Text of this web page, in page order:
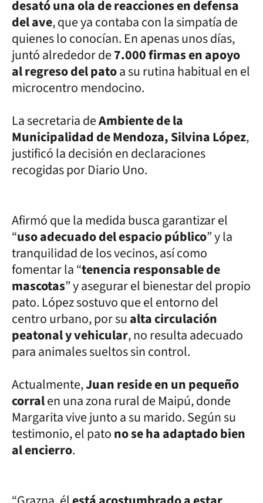
desató una ola de reacciones en defensa
del ave, que ya contaba con la simpatía de
quienes lo conocían. En apenas unos días,
juntó alrededor de7.000 firmas en apoyo
al regreso del patoa su rutina habitual en el
microcentro mendocino.
La secretaria deAmbiente de la
Municipalidad de Mendoza, Silvina López,
justificó la decisión en declaraciones
recogidas por Diario Uno.
Afirmó que la medida busca garantizar el
“uso adecuado del espacio público” y la
tranquilidad de los vecinos, así como
fomentar la “tenencia responsable de
mascotas” y asegurar el bienestar del propio
pato. López sostuvo que el entorno del
centro urbano, por sualta circulación
peatonal y vehicular, no resulta adecuado
para animales sueltos sin control.
Actualmente,Juan reside en un pequeño
corralen una zona rural de Maipú, donde
Margarita vive junto a su marido. Según su
testimonio, el patono se ha adaptado bien
al encierro.